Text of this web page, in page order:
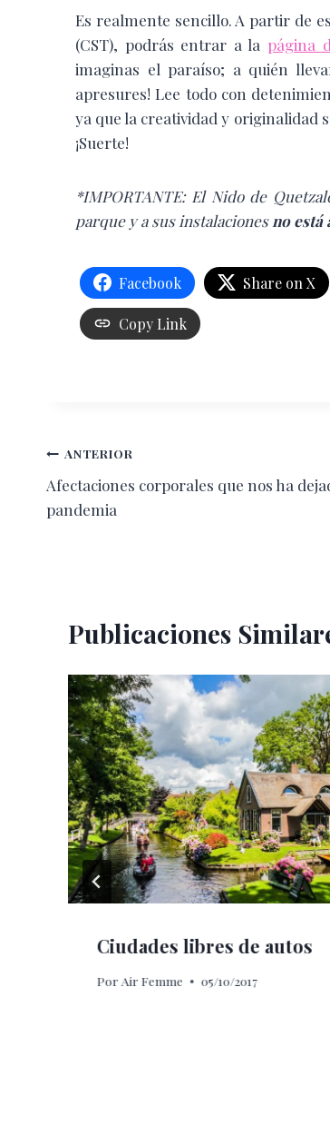
Es realmente sencillo. A partir de
(CST), podrás entrar a la página
imaginas el paraíso; a quién
apresures! Lee todo con
ya que la creatividad y originalidad
¡Suerte!
*IMPORTANTE: El Nido de
parque y a sus instalacionesno está
Facebook Share on X
Copy Link
Navegación
de
ANTERIOR
Afectaciones corporales que nos ha
pandemia
Publicaciones
Ciudades libres de autos
Por Air Femme 05/10/2017